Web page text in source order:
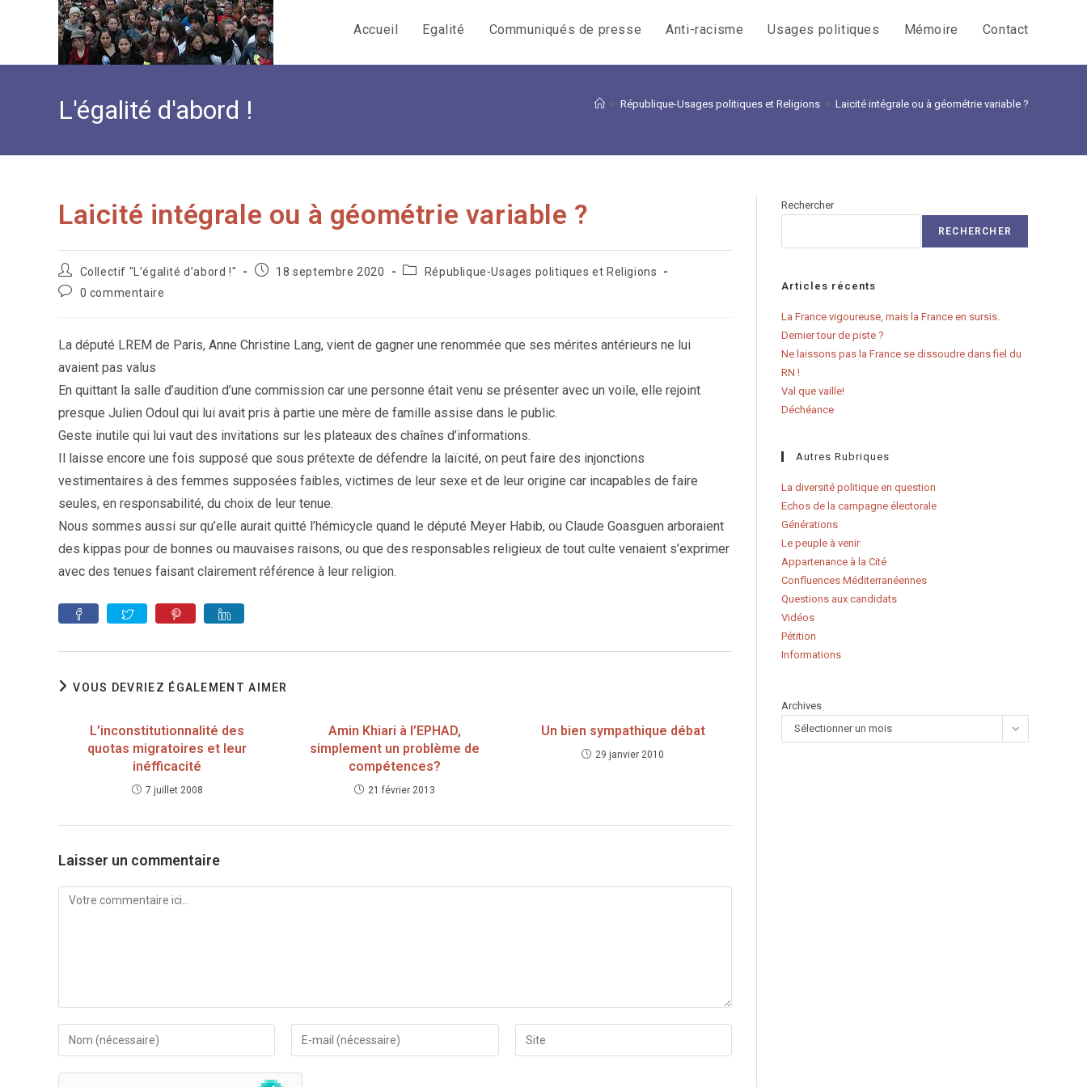
Accueil Egalité Communiqués de presse Anti-racisme Usages politiques Mémoire Contact
L'égalité d'abord ! > République-Usages politiques et Religions > Laicité intégrale ou à géométrie variable ?
Laicité intégrale ou à géométrie variable ?
Auteur/autrice
de
la
Collectif "L’égalité d’abord !"
Publication
18 septembre 2020
PostRépublique-Usages politiques et Religions
Commentaires
0 commentaire
La député LREM de Paris, Anne Christine Lang, vient de gagner une renommée que ses mérites antérieurs ne lui
avaient pas valus
En quittant la salle d’audition d’une commission car une personne était venu se présenter avec un voile, elle rejoint
presque Julien Odoul qui lui avait pris à partie une mère de famille assise dans le public.
Geste inutile qui lui vaut des invitations sur les plateaux des chaînes d’informations.
Il laisse encore une fois supposé que sous prétexte de défendre la laïcité, on peut faire des injonctions
vestimentaires à des femmes supposées faibles, victimes de leur sexe et de leur origine car incapables de faire
seules, en responsabilité, du choix de leur tenue.
Nous sommes aussi sur qu’elle aurait quitté l’hémicycle quand le député Meyer Habib, ou Claude Goasguen arboraient
des kippas pour de bonnes ou mauvaises raisons, ou que des responsables religieux de tout culte venaient s’exprimer
avec des tenues faisant clairement référence à leur religion.
VOUS DEVRIEZ ÉGALEMENT AIMER
L’inconstitutionnalité des
quotas migratoires et leur
inéfficacité
7 juillet 2008
Amin Khiari à l’EPHAD,
simplement un problème de
compétences?
21 février 2013
Un bien sympathique débat
29 janvier 2010
Laisser un commentaire
Comment
Enter
your
name
Enter
your
email
Saisir
l’URL
Rechercher
RECHERCHER
Articles récents
La France vigoureuse, mais la France en sursis.
Dernier tour de piste ?
Ne laissons pas la France se dissoudre dans fiel du
RN !
Val que vaille!
Déchéance
Autres Rubriques
La diversité politique en question
Echos de la campagne électorale
Générations
Le peuple à venir
Appartenance à la Cité
Confluences Méditerranéennes
Questions aux candidats
Vidéos
Pétition
Informations
Archives
Sélectionner un mois